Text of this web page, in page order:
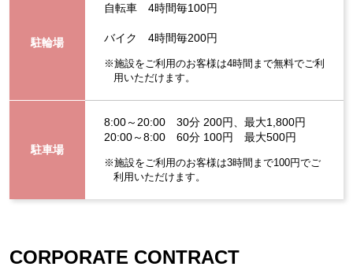
駐輪場
自転車 4時間毎100円
バイク 4時間毎200円
※施設をご利用のお客様は4時間まで無料でご利
用いただけます。
駐車場
8:00～20:00 30分 200円、最大1,800円
20:00～8:00 60分 100円 最大500円
※施設をご利用のお客様は3時間まで100円でご
利用いただけます。
CORPORATE CONTRACT